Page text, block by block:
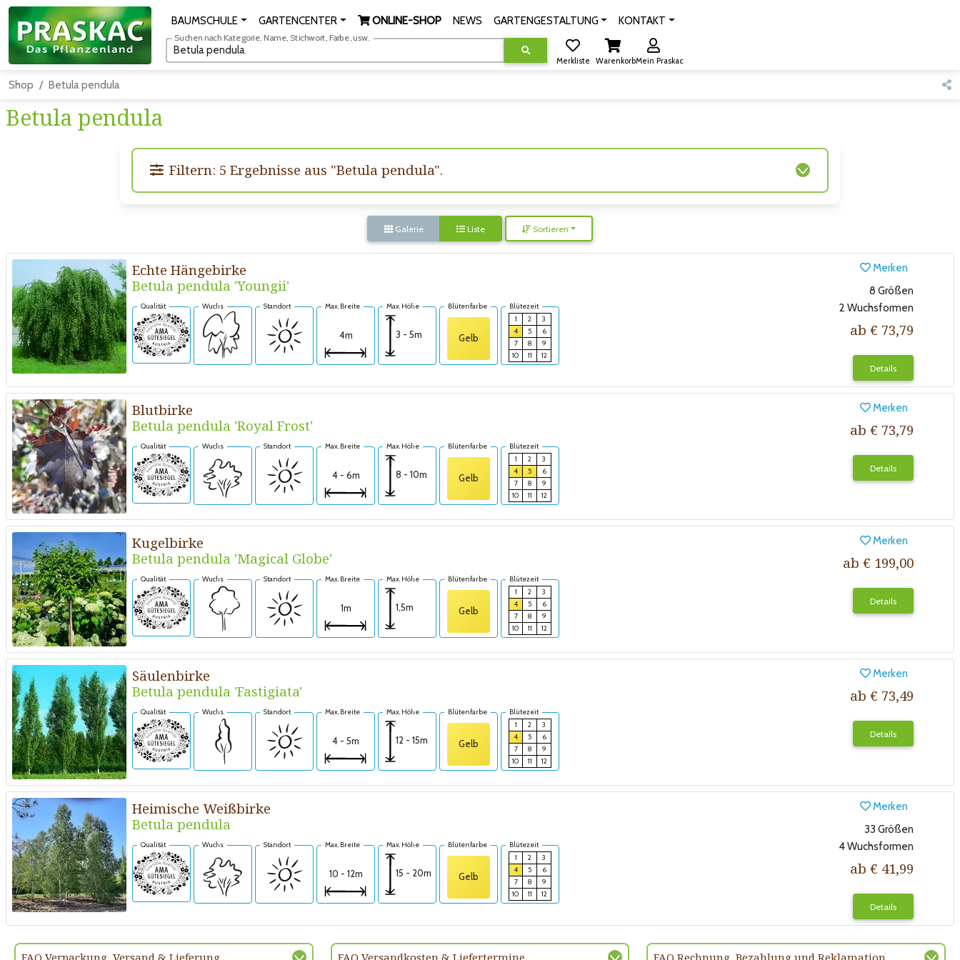
BAUMSCHULE GARTENCENTER ONLINE-SHOP NEWS GARTENGESTALTUNG KONTAKT
Suchen nach Kategorie, Name, Stichwort, Farbe, usw.
Merkliste WarenkorbMein Praskac
Shop Betula pendula
Betula pendula
Filtern: 5 Ergebnisse aus "Betula pendula".
Galerie Liste Sortieren
Echte Hängebirke
Betula pendula 'Youngii'
Qualität Wuchs Standort Max. Breite
4m
Max. Höhe
3 - 5m
Blütenfarbe
Gelb
Blütezeit
1
2
3
4
5
6
7
8
9
10
11 12
Merken
8 Größen
2 Wuchsformen
ab € 73,79
Details
Blutbirke
Betula pendula 'Royal Frost'
Qualität Wuchs Standort Max. Breite
4 - 6m
Max. Höhe
8 - 10m
Blütenfarbe
Gelb
Blütezeit
1
2
3
4
5
6
7
8
9
10
11 12
Merken
ab € 73,79
Details
Kugelbirke
Betula pendula 'Magical Globe'
Qualität Wuchs Standort Max. Breite
1m
Max. Höhe
1,5m
Blütenfarbe
Gelb
Blütezeit
1
2
3
4
5
6
7
8
9
10
11 12
Merken
ab € 199,00
Details
Säulenbirke
Betula pendula 'Fastigiata'
Qualität Wuchs Standort Max. Breite
4 - 5m
Max. Höhe
12 - 15m
Blütenfarbe
Gelb
Blütezeit
1
2
3
4
5
6
7
8
9
10
11 12
Merken
ab € 73,49
Details
Heimische Weißbirke
Betula pendula
Qualität Wuchs Standort Max. Breite
10 - 12m
Max. Höhe
15 - 20m
Blütenfarbe
Gelb
Blütezeit
1
2
3
4
5
6
7
8
9
10
11 12
Merken
33 Größen
4 Wuchsformen
ab € 41,99
Details
FAQ Verpackung, Versand & Lieferung FAQ Versandkosten & Liefertermine FAQ Rechnung, Bezahlung und Reklamation